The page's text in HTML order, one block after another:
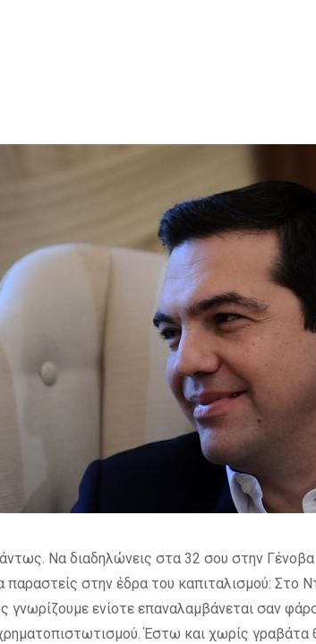
Να διαδηλώνεις στα 32 σου στην
παραστείς στην έδρα του καπιταλισμού: Στο
γνωρίζουμε ενίοτε επαναλαμβάνεται σαν
Έστω και χωρίς γραβάτα